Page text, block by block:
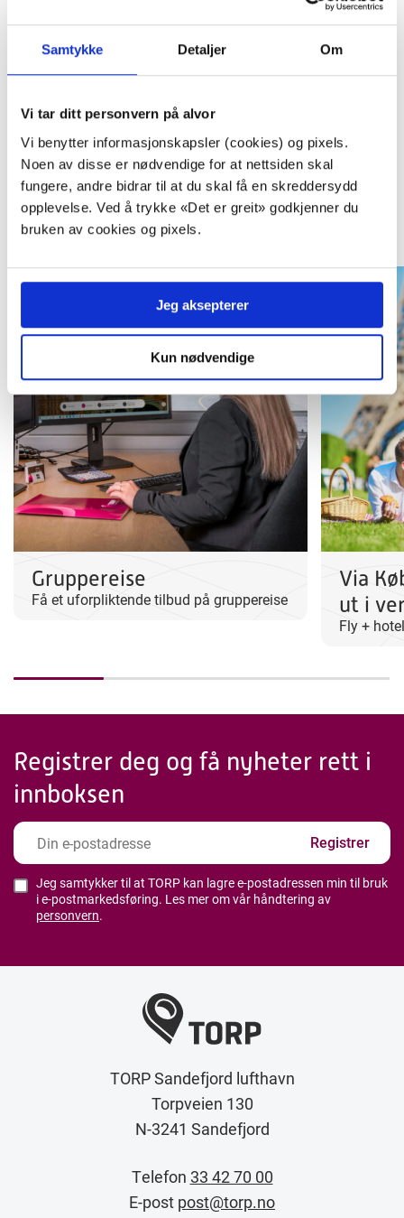
Samtykke Detaljer Om
Vi tar ditt personvern på alvor
Vi benytter informasjonskapsler (cookies) og pixels.
Noen av disse er nødvendige for at nettsiden skal
fungere, andre bidrar til at du skal få en skreddersydd
opplevelse. Ved å trykke «Det er greit» godkjenner du
bruken av cookies og pixels.
Jeg aksepterer
Kun nødvendige
E-post:reise@torp.no
Åpningstider: mandag – fredag: 09:00 – 15:00
Les mer om TORP Booking
Se andre pakkereiser
Gruppereise
Få et uforpliktende tilbud på gruppereise
Via
ut i
Fly +
Registrer deg og få nyheter rett i
innboksen
Jeg samtykker til at TORP kan lagre e-postadressen min til bruk
i e-postmarkedsføring. Les mer om vår håndtering av
personvern.
TORP Sandefjord lufthavn
Torpveien 130
N-3241 Sandefjord
Telefon 33 42 70 00
E-post post@torp.no